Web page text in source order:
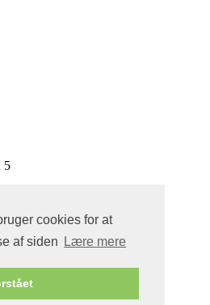
cookies for at
af siden
Lære mere
5